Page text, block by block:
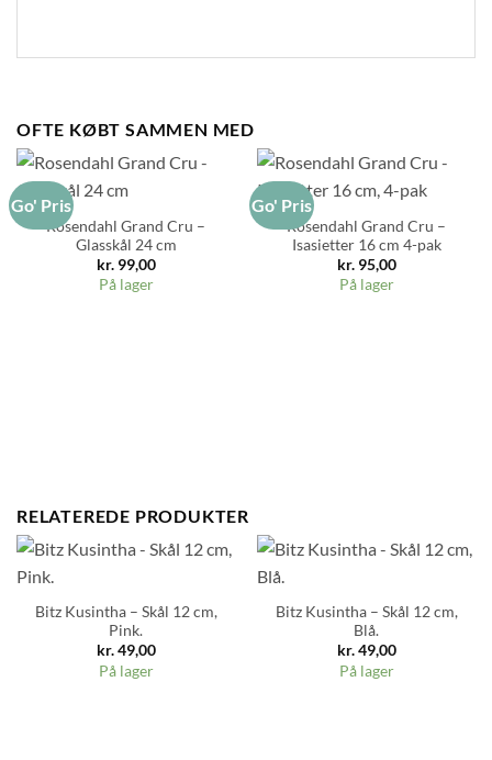
OFTE KØBT SAMMEN MED
Go' Pris
Rosendahl Grand Cru –
Glasskål 24 cm
kr.99,00
På lager
Go' Pris
Rosendahl Grand Cru –
Isasietter 16 cm 4-pak
kr.95,00
På lager
RELATEREDE PRODUKTER
Bitz Kusintha – Skål 12 cm,
Pink.
kr.49,00
På lager
Bitz Kusintha – Skål 12 cm,
Blå.
kr.49,00
På lager